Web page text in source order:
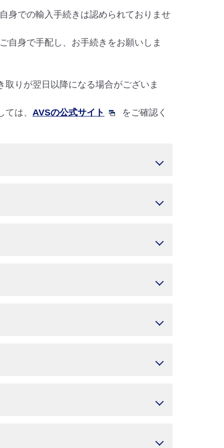
身での輸入手続きは認められておりませ
自身で手配し、お手続きをお願いしま
りが翌日以降になる場合がございま
は、 AVSの公式サイト をご確認く